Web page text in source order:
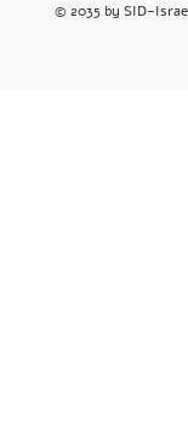
© 2035 by SID-